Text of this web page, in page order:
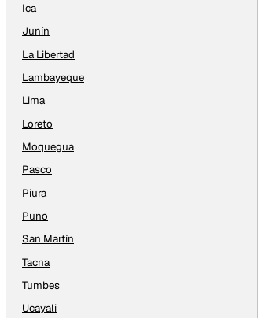
Ica
Junín
La Libertad
Lambayeque
Lima
Loreto
Moquegua
Pasco
Piura
Puno
San Martín
Tacna
Tumbes
Ucayali